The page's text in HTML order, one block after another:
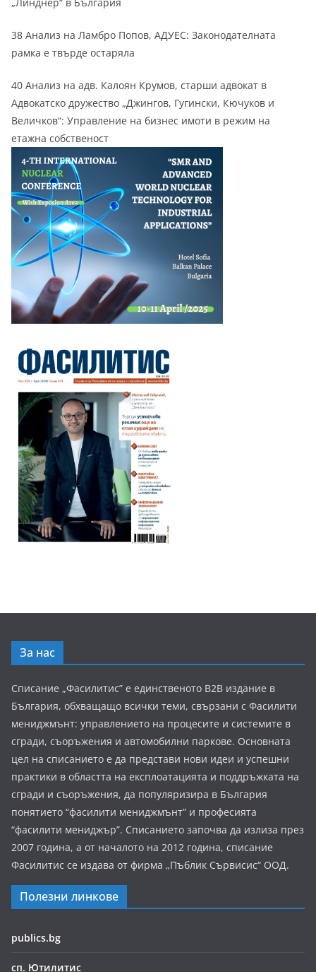
38 Анализ на Ламбро Попов, АДУЕС: Законодателната
рамка е твърде остаряла
40 Анализ на адв. Калоян Крумов, старши адвокат в
Адвокатско дружество „Джингов, Гугински, Кючуков и
Величков“: Управление на бизнес имоти в режим на
етажна собственост
За нас
Списание „Фасилитис” е единственото B2B издание в
България, обхващащо всички теми, свързани с Фасилити
мениджмънт: управлението на процесите и системите в
сгради, съоръжения и автомобилни паркове. Основната
цел на списанието е да представи нови идеи и успешни
практики в областта на експлоатацията и поддръжката на
сгради и съоръжения, да популяризира в България
понятието “фасилити мениджмънт” и професията
“фасилити мениджър”. Списанието започва да излиза през
2007 година, а от началото на 2012 година, списание
Фасилитис се издава от фирма „Пъблик Сървисис“ ООД.
Полезни линкове
publics.bg
сп. Ютилитис